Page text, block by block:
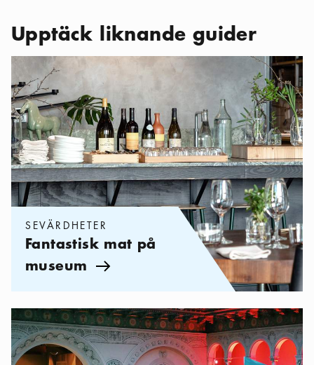
Upptäck liknande guider
Kategorier: Sevärdheter Fantastisk mat på museum
SEVÄRDHETER
Fantastisk mat på
museum Pil ikon
Kategorier:Sevärdheter, Kvällsöppna museer i Stockholm